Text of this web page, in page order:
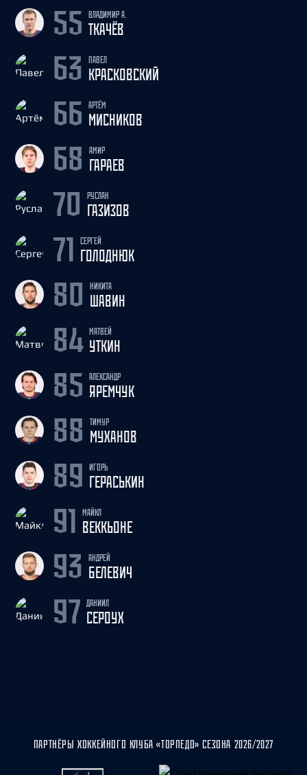
55 ВЛАДИМИР А.
ТКАЧЁВ
63 ПАВЕЛ
КРАСКОВСКИЙ
66 АРТЁМ
МИСНИКОВ
68 АМИР
ГАРАЕВ
70 РУСЛАН
ГАЗИЗОВ
71 СЕРГЕЙ
ГОЛОДНЮК
80 НИКИТА
ШАВИН
84 МАТВЕЙ
УТКИН
85 АЛЕКСАНДР
ЯРЕМЧУК
88 ТИМУР
МУХАНОВ
89 ИГОРЬ
ГЕРАСЬКИН
91 МАЙКЛ
ВЕККЬОНЕ
93 АНДРЕЙ
БЕЛЕВИЧ
97 ДАНИИЛ
СЕРОУХ
ПАРТНЁРЫ ХОККЕЙНОГО КЛУБА «ТОРПЕДО» СЕЗОНА 2026/2027